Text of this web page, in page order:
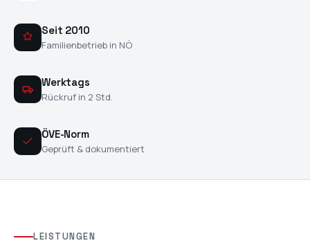
Seit 2010
Familienbetrieb in NÖ
Werktags
Rückruf in 2 Std.
ÖVE-Norm
Geprüft & dokumentiert
LEISTUNGEN